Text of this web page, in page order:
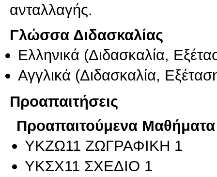
ανταλλαγής.
Γλώσσα Διδασκαλίας
Ελληνικά (Διδασκαλία,
Αγγλικά (Διδασκαλία,
Προαπαιτήσεις
Προαπαιτούμενα Μαθήματα
ΥΚΖΩ11 ΖΩΓΡΑΦΙΚΗ 1
ΥΚΣΧ11 ΣΧΕΔΙΟ 1